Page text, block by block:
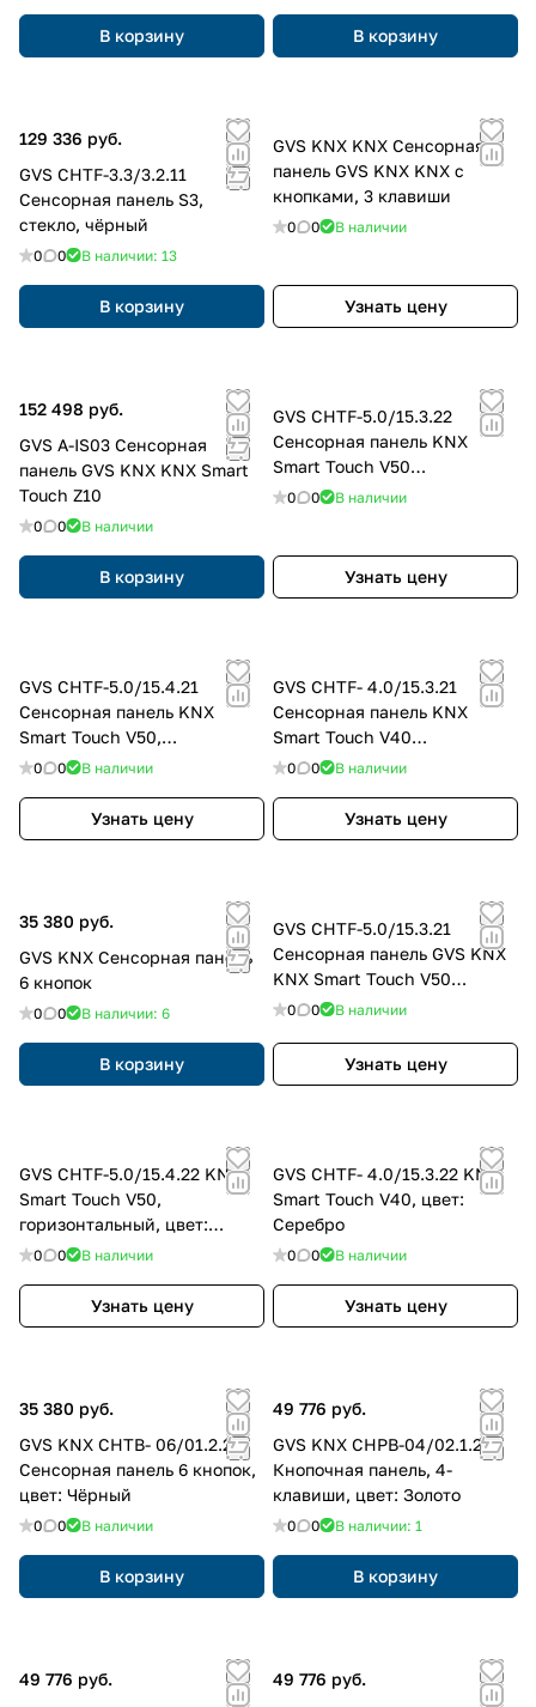
В корзину В корзину
129 336 руб.
GVS CHTF-3.3/3.2.11
Сенсорная панель S3,
стекло, чёрный
0 0 В наличии: 13
В корзину
GVS KNX KNX Сенсорная
панель GVS KNX KNX с
кнопками, 3 клавиши
0 0 В наличии
Узнать цену
152 498 руб.
GVS A-IS03 Сенсорная
панель GVS KNX KNX Smart
Touch Z10
0 0 В наличии
В корзину
GVS CHTF-5.0/15.3.22
Сенсорная панель KNX
Smart Touch V50
Серебристый, цвет: Серебро
0 0 В наличии
Узнать цену
GVS CHTF-5.0/15.4.21
Сенсорная панель KNX
Smart Touch V50,
горизонтальный, цвет:
0 0 В наличии
Узнать цену
GVS CHTF- 4.0/15.3.21
Сенсорная панель KNX
Smart Touch V40
Серебристый, цвет: Чёрный
0 0 В наличии
Узнать цену
35 380 руб.
GVS KNX Сенсорная панель
6 кнопок
0 0 В наличии: 6
В корзину
GVS CHTF-5.0/15.3.21
Сенсорная панель GVS KNX
KNX Smart Touch V50
Черный, цвет: Чёрный
0 0 В наличии
Узнать цену
GVS CHTF-5.0/15.4.22 KNX
Smart Touch V50,
горизонтальный, цвет:
Серебро
0 0 В наличии
Узнать цену
GVS CHTF- 4.0/15.3.22 KNX
Smart Touch V40, цвет:
Серебро
0 0 В наличии
Узнать цену
35 380 руб.
GVS KNX CHTB- 06/01.2.21
Сенсорная панель 6 кнопок,
цвет: Чёрный
0 0 В наличии
В корзину
49 776 руб.
GVS KNX CHPB-04/02.1.24
Кнопочная панель, 4-
клавиши, цвет: Золото
0 0 В наличии: 1
В корзину
49 776 руб.
49 776 руб.